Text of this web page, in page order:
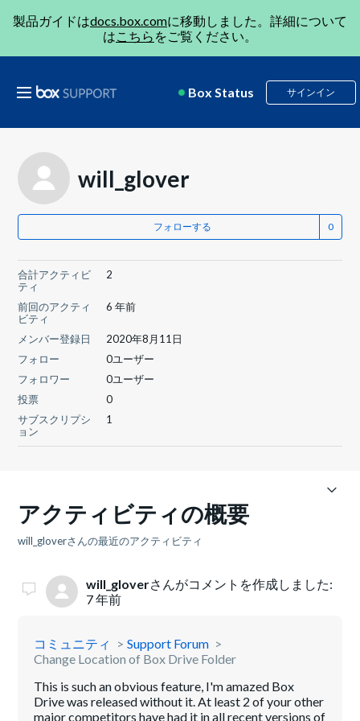
製品ガイドはdocs.box.comに移動しました。詳細について
はこちら をご覧ください。
Box Status サインイン
will_glover
フォローする
合計アクティビ
ティ
2
前回のアクティ
ビティ
6 年前
メンバー登録日
2020年8月11日
フォロー
0ユーザー
フォロワー
0ユーザー
投票
0
サブスクリプシ
ョン
1
アクティビティの概要
will_gloverさんの最近のアクティビティ
will_gloverさんがコメントを作成しました:
7 年前
コミュニティ
Support Forum
Change Location of Box Drive Folder
This is such an obvious feature, I'm amazed Box
Drive was released without it. At least 2 of your other
major competitors have had it in all recent versions of